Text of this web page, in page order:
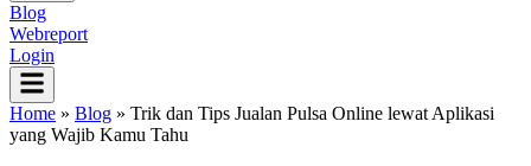
Blog
Webreport
Login
Home » Blog » Trik dan Tips Jualan Pulsa Online lewat Aplikasi
yang Wajib Kamu Tahu